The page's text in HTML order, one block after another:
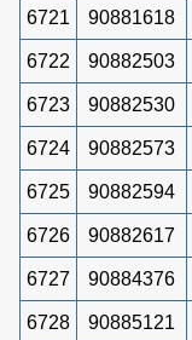
6721 90881618
6722 90882503
6723 90882530
6724 90882573
6725 90882594
6726 90882617
6727 90884376
6728 90885121